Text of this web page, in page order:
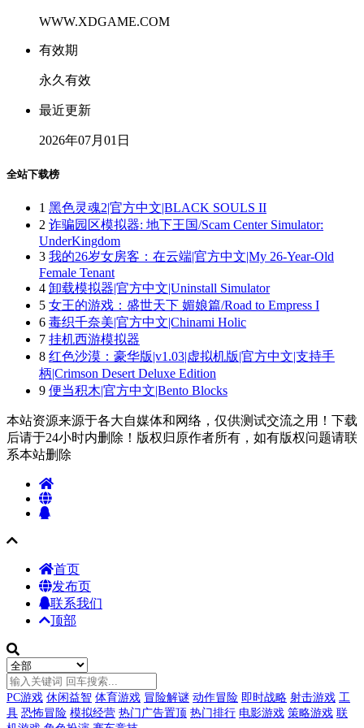
WWW.XDGAME.COM
有效期
永久有效
最近更新
2026年07月01日
全站下载榜
1 黑色灵魂2|官方中文|BLACK SOULS II
2 诈骗园区模拟器: 地下王国/Scam Center Simulator:
UnderKingdom
3 我的26岁女房客：在云端|官方中文|My 26-Year-Old
Female Tenant
4 卸载模拟器|官方中文|Uninstall Simulator
5 女王的游戏：盛世天下 媚娘篇/Road to Empress I
6 毒织千奈美|官方中文|Chinami Holic
7 挂机西游模拟器
8 红色沙漠：豪华版|v1.03|虚拟机版|官方中文|支持手
柄|Crimson Desert Deluxe Edition
9 便当积木|官方中文|Bento Blocks
本站资源来源于各大自媒体和网络，仅供测试交流之用！下载
后请于24小时内删除！版权归原作者所有，如有版权问题请联
系本站删除
首页
发布页
联系我们
顶部
PC游戏 休闲益智 体育游戏 冒险解谜 动作冒险 即时战略 射击游戏 工
具 恐怖冒险 模拟经营 热门广告置顶 热门排行 电影游戏 策略游戏 联